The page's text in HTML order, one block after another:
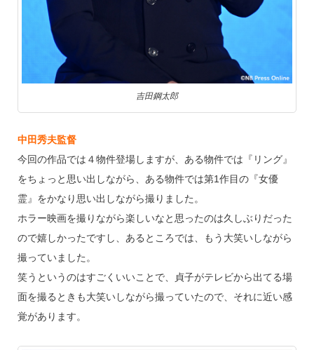
吉田鋼太郎
中田秀夫監督
今回の作品では４物件登場しますが、ある物件では『リング』
をちょっと思い出しながら、ある物件では第1作目の『女優
霊』をかなり思い出しながら撮りました。
ホラー映画を撮りながら楽しいなと思ったのは久しぶりだった
ので嬉しかったですし、あるところでは、もう大笑いしながら
撮っていました。
笑うというのはすごくいいことで、貞子がテレビから出てる場
面を撮るときも大笑いしながら撮っていたので、それに近い感
覚があります。